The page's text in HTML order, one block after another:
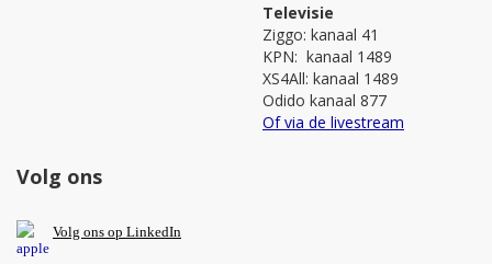
Televisie
Ziggo: kanaal 41
KPN: kanaal 1489
XS4All: kanaal 1489
Odido kanaal 877
Of via de livestream
Volg ons
Volg ons op LinkedIn